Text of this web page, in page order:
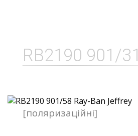
RB2190 901/31
[поляризаційні]